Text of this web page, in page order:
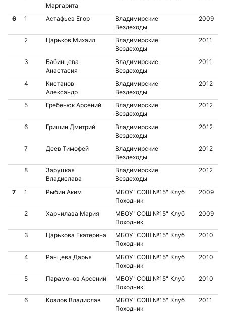
Маргарита
6 1 Астафьев Егор
Владимирские
Вездеходы
2009
2 Царьков Михаил
Владимирские
Вездеходы
2011
3
Бабинцева
Анастасия
Владимирские
Вездеходы
2011
4
Кистанов
Александр
Владимирские
Вездеходы
2012
5 Гребенюк Арсений
Владимирские
Вездеходы
2012
6 Гришин Дмитрий
Владимирские
Вездеходы
2012
7 Деев Тимофей
Владимирские
Вездеходы
2012
8
Заруцкая
Владислава
Владимирские
Вездеходы
2012
7 1 Рыбин Аким
МБОУ "СОШ №15" Клуб
Походник
2009
2 Харчилава Мария
МБОУ "СОШ №15" Клуб
Походник
2009
3 Царькова Екатерина
МБОУ "СОШ №15" Клуб
Походник
2010
4 Ранцева Дарья
МБОУ "СОШ №15" Клуб
Походник
2010
5 Парамонов Арсений
МБОУ "СОШ №15" Клуб
Походник
2010
6 Козлов Владислав
МБОУ "СОШ №15" Клуб
Походник
2011